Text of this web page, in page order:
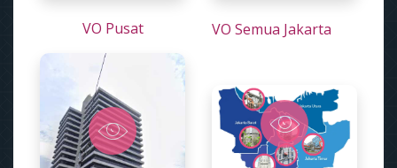
VO Pusat VO Semua Jakarta